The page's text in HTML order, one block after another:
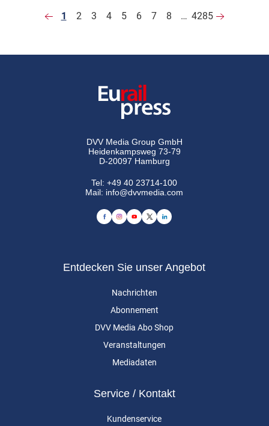
1 2 3 4 5 6 7 8 … 4285
DVV Media Group GmbH
Heidenkampsweg 73-79
D-20097 Hamburg
Tel:+49 40 23714-100
Mail: info@dvvmedia.com
Entdecken Sie unser Angebot
Nachrichten
Abonnement
DVV Media Abo Shop
Veranstaltungen
Mediadaten
Service / Kontakt
Kundenservice